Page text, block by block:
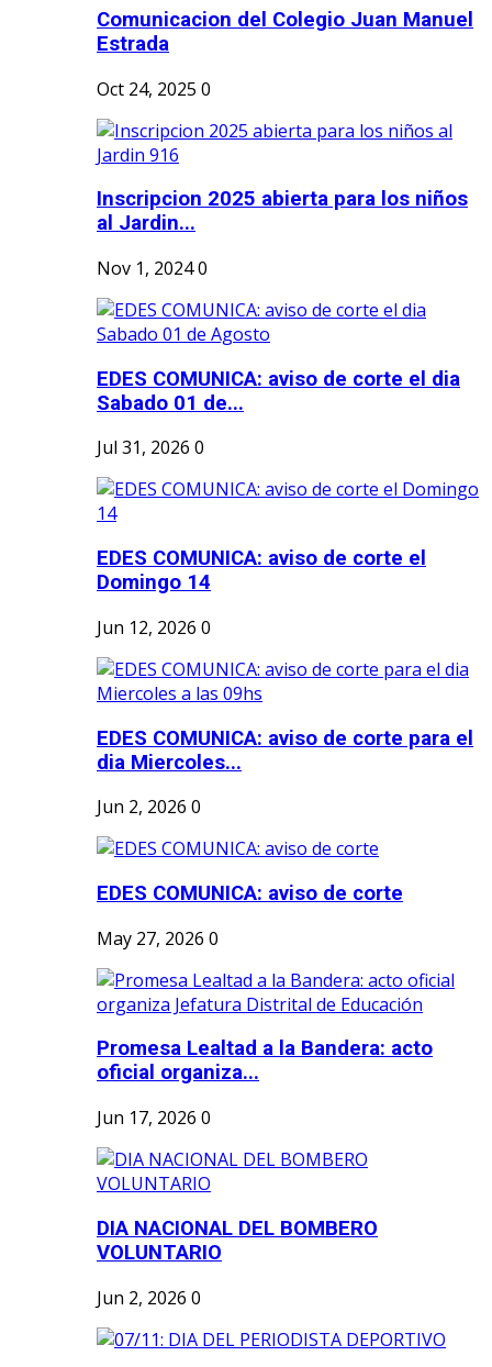
Comunicacion del Colegio Juan Manuel
Estrada
Oct 24, 2025 0
Inscripcion 2025 abierta para los niños
al Jardin...
Nov 1, 20240
EDES COMUNICA: aviso de corte el dia
Sabado 01 de...
Jul 31, 2026 0
EDES COMUNICA: aviso de corte el
Domingo 14
Jun 12, 2026 0
EDES COMUNICA: aviso de corte para el
dia Miercoles...
Jun 2, 2026 0
EDES COMUNICA: aviso de corte
May 27, 2026 0
Promesa Lealtad a la Bandera: acto
oficial organiza...
Jun 17, 2026 0
DIA NACIONAL DEL BOMBERO
VOLUNTARIO
Jun 2, 2026 0